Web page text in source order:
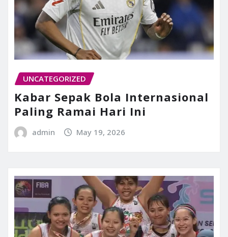
UNCATEGORIZED
Kabar Sepak Bola Internasional
Paling Ramai Hari Ini
admin May 19, 2026